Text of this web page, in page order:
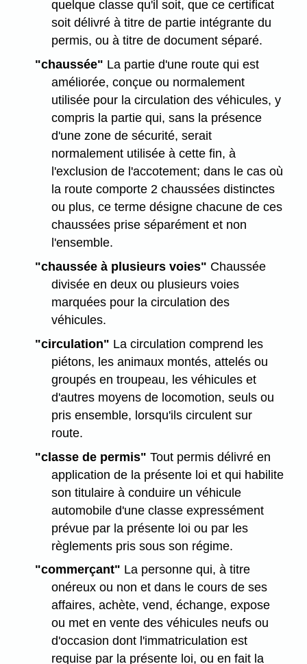
quelque classe qu'il soit, que ce certificat
soit délivré à titre de partie intégrante du
permis, ou à titre de document séparé.
"chaussée" La partie d'une route qui est
améliorée, conçue ou normalement
utilisée pour la circulation des véhicules, y
compris la partie qui, sans la présence
d'une zone de sécurité, serait
normalement utilisée à cette fin, à
l'exclusion de l'accotement; dans le cas où
la route comporte 2 chaussées distinctes
ou plus, ce terme désigne chacune de ces
chaussées prise séparément et non
l'ensemble.
"chaussée à plusieurs voies" Chaussée
divisée en deux ou plusieurs voies
marquées pour la circulation des
véhicules.
"circulation" La circulation comprend les
piétons, les animaux montés, attelés ou
groupés en troupeau, les véhicules et
d'autres moyens de locomotion, seuls ou
pris ensemble, lorsqu'ils circulent sur
route.
"classe de permis" Tout permis délivré en
application de la présente loi et qui habilite
son titulaire à conduire un véhicule
automobile d'une classe expressément
prévue par la présente loi ou par les
règlements pris sous son régime.
"commerçant" La personne qui, à titre
onéreux ou non et dans le cours de ses
affaires, achète, vend, échange, expose
ou met en vente des véhicules neufs ou
d'occasion dont l'immatriculation est
requise par la présente loi, ou en fait la